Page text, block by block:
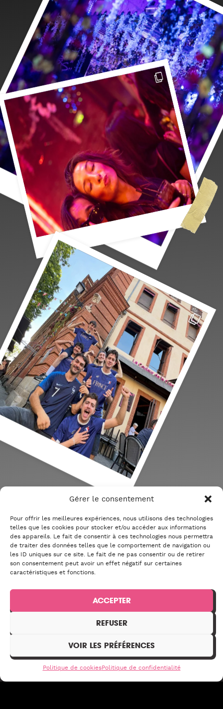
Gérer le consentement
Pour offrir les meilleures expériences, nous utilisons des technologies
telles que les cookies pour stocker et/ou accéder aux informations
des appareils. Le fait de consentir à ces technologies nous permettra
de traiter des données telles que le comportement de navigation ou
les ID uniques sur ce site. Le fait de ne pas consentir ou de retirer
son consentement peut avoir un effet négatif sur certaines
caractéristiques et fonctions.
ACCEPTER
REFUSER
VOIR LES PRÉFÉRENCES
Politique de cookiesPolitique de confidentialité
LET'S GOOO!